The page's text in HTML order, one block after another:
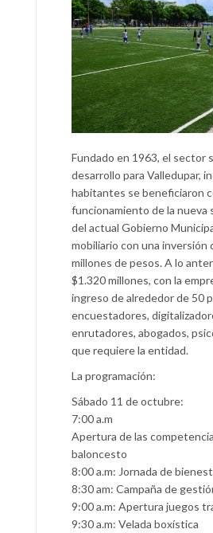
Fundado en 1963, el sector
desarrollo para Valledupar,
habitantes se beneficiaron
funcionamiento de la nueva
del actual Gobierno
mobiliario con una inversión
millones de pesos. A lo
$1.320 millones, con la
ingreso de alrededor de 50
encuestadores,
enrutadores, abogados,
que requiere la entidad.
La programación:
Sábado 11 de octubre:
7:00 a.m
Apertura de las
baloncesto
8:00 a.m: Jornada de
8:30 am: Campaña de
9:00 a.m: Apertura juegos
9:30 a.m: Velada boxística